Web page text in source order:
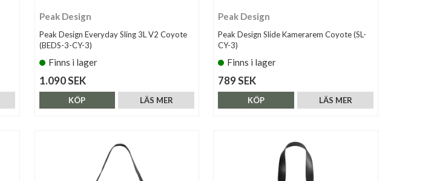
Peak Design
Peak Design Everyday Sling 3L V2 Coyote
(BEDS-3-CY-3)
Finns i lager
1.090 SEK
LÄS MER
KÖP
Peak Design
Peak Design Slide Kamerarem Coyote (SL-
CY-3)
Finns i lager
789 SEK
LÄS MER
KÖP